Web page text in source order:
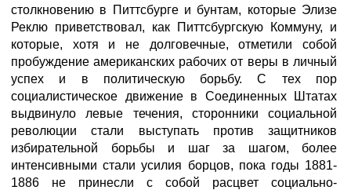
столкновению в Питтсбурге и бунтам, которые Элизе
Реклю приветствовал, как Питтсбургскую Коммуну, и
которые, хотя и не долговечные, отметили собой
пробуждение американских рабочих от веры в личный
успех и в политическую борьбу. С тех пор
социалистическое движение в Соединенных Штатах
выдвинуло левые течения, сторонники социальной
революции стали выступать против защитников
избирательной борьбы и шаг за шагом, более
интенсивными стали усилия борцов, пока годы 1881-
1886 не принесли с собой расцвет социально-